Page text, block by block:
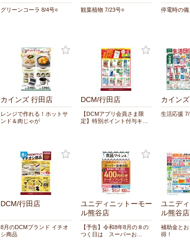
グリーンコーラ 8/4号○ 観葉植物 7/23号○ 停電時の
カインズ 行田店
レンジで作れる！ホットサ
ンド＆肉じゃが
DCM/行田店
【DCMアプリ会員さま限
定】特別ポイント付与キ…
カイン
生活応援
DCM/行田店
8月のDCMブランド イチオ
シ商品
ユニディニットーモー
ル熊谷店
【予告】令和8年8月の８の
つく日は スーパーお…
ユニデ
ル熊谷店
補助金と
得！